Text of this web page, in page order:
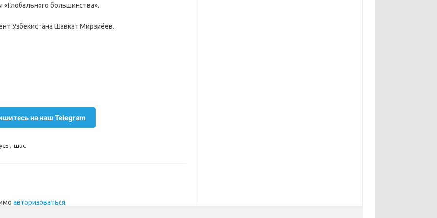
большинства».
Узбекистана Шавкат Мирзиёев.
на наш Telegram
, шос
авторизоваться.